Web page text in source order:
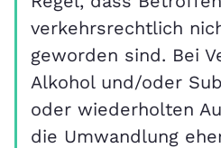
verkehrsrechtlich
geworden sind. Bei
Alkohol und/oder
oder wiederholten
die Umwandlung